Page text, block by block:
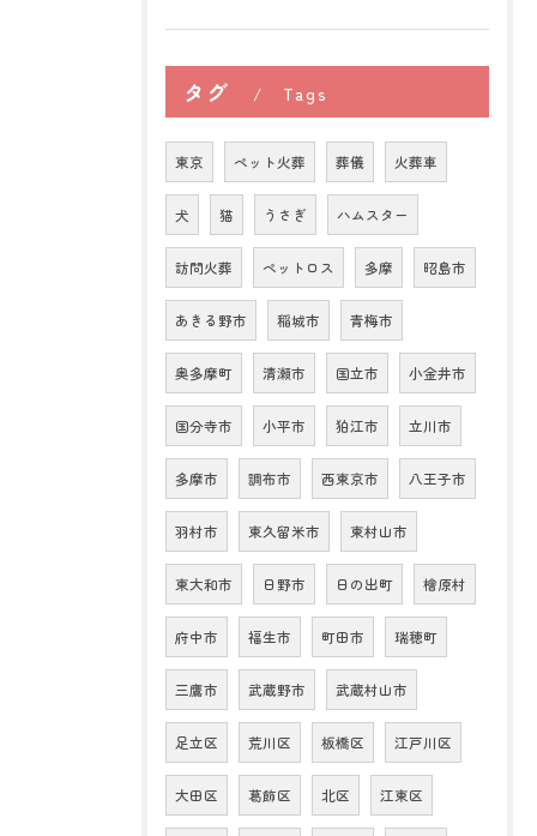
タグ Tags
東京 ペット火葬 葬儀 火葬車
犬 猫 うさぎ ハムスター
訪問火葬 ペットロス 多摩 昭島市
あきる野市 稲城市 青梅市
奥多摩町 清瀬市 国立市 小金井市
国分寺市 小平市 狛江市 立川市
多摩市 調布市 西東京市 八王子市
羽村市 東久留米市 東村山市
東大和市 日野市 日の出町 檜原村
府中市 福生市 町田市 瑞穂町
三鷹市 武蔵野市 武蔵村山市
足立区 荒川区 板橋区 江戸川区
大田区 葛飾区 北区 江東区